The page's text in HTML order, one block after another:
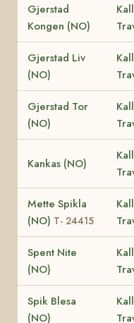
Gjerstad
Kongen (NO)
Gjerstad Liv
(NO)
Gjerstad Tor
(NO)
Kankas (NO)
Mette Spikla
(NO) T- 24415
Spent Nite
(NO)
Spik Blesa
(NO)